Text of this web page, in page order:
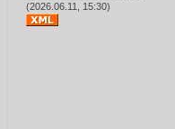
(2026.06.11, 15:30)